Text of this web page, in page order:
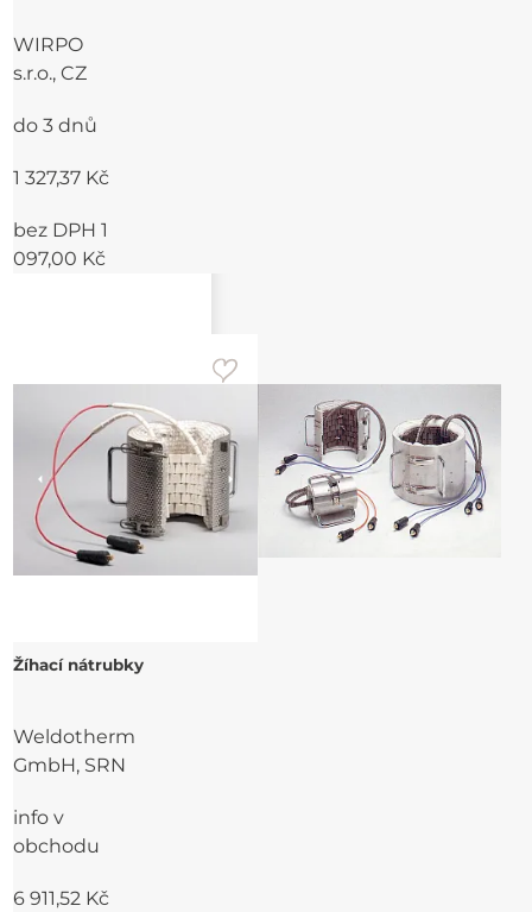
WIRPO
s.r.o., CZ
do 3 dnů
1 327,37 Kč
bez DPH 1
097,00 Kč
Žíhací nátrubky
Weldotherm
GmbH, SRN
info v
obchodu
6 911,52 Kč